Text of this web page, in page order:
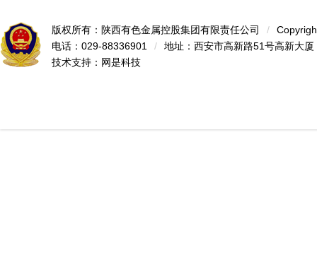
版权所有：陕西有色金属控股集团有限责任公司 /
电话：029-88336901
/
地址：西安市高新路51号高新大厦
技术支持： 网是科技